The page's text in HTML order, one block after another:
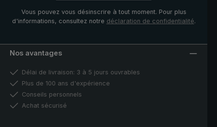
Vous pouvez vous désinscrire à tout moment. Pour plus
d'informations, consultez notre déclaration de confidentialité.
Nos avantages
Délai de livraison: 3 à 5 jours ouvrables
Plus de 100 ans d'expérience
Conseils personnels
Achat sécurisé